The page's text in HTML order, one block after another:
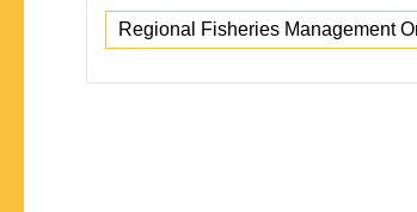
Regional Fisheries Management